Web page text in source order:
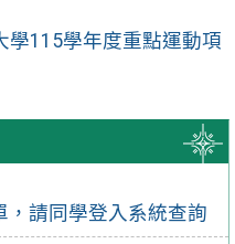
，請同學登入系統查詢
學115學年度重點運動項